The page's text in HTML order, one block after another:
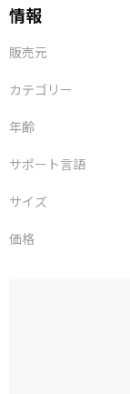
情報
販売元
カテゴリー
年齢
サポート言語
サイズ
価格